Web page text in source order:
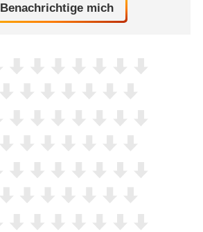
Benachrichtige mich